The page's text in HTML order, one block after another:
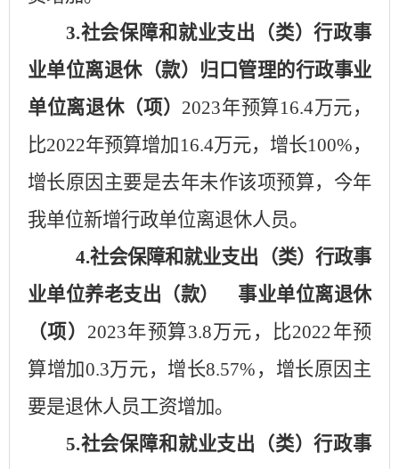
3.社会保障和就业支出（类）行政事
业单位离退休（款）归口管理的行政事业
单位离退休（项） 2023年预算16.4万元，
比2022年预算增加16.4万元，增长100%，
增长原因主要是去年未作该项预算，今年
我单位新增行政单位离退休人员。
4.社会保障和就业支出（类）行政事
业单位养老支出（款） 事业单位离退休
（项） 2023年预算3.8万元，比2022年预
算增加0.3万元，增长8.57% ， 增长原因主
要是退休人员工资增加。
5.社会保障和就业支出（类）行政事